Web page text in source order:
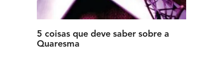
5 coisas que deve saber sobre a
Quaresma